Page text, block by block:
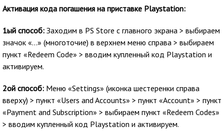
Активация кода погашения на приставке Playstation:
1ый способ: Заходим в PS Store с главного экрана > выбираем
значок «…» (многоточие) в верхнем меню справа > выбираем
пункт «Redeem Code» > вводим купленный код Playstation и
активируем.
2ой способ: Меню «Settings» (иконка шестеренки справа
вверху) > пункт «Users and Accounts» > пункт «Account» > пункт
«Payment and Subscription» > выбираем пункт «Redeem Codes»
> вводим купленный код Playstation и активируем.